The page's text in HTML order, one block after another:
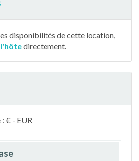
disponibilités de cette location,
directement.
€ - EUR